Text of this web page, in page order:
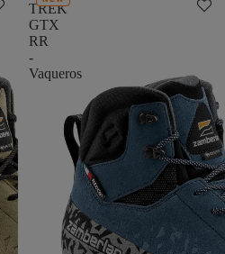
TREK
GTX
RR
-
Vaqueros